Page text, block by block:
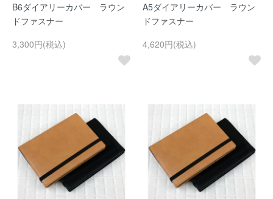
B6ダイアリーカバー ラウン
ドファスナー
3,300円(税込)
A5ダイアリーカバー ラウン
ドファスナー
4,620円(税込)